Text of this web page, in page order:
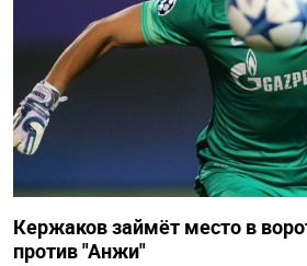
Кержаков займёт место в
против "Анжи"